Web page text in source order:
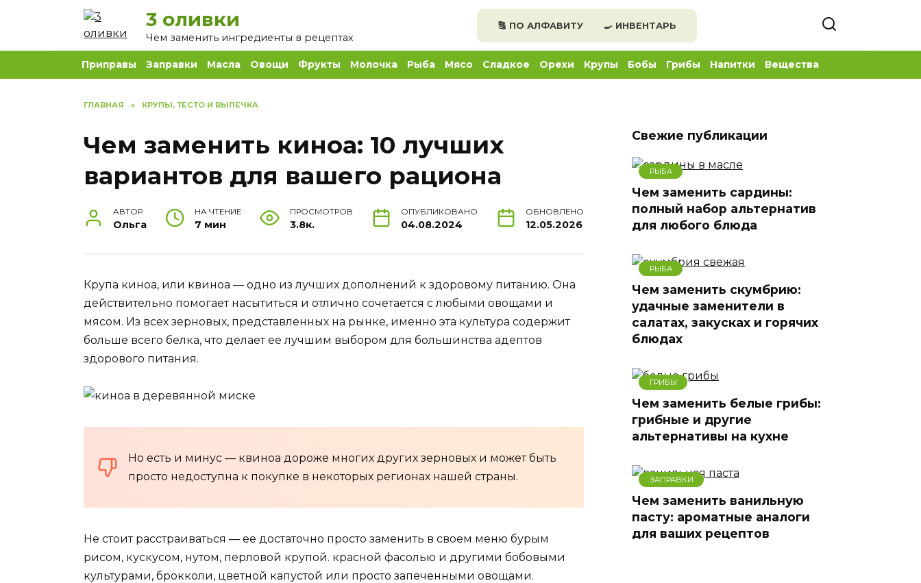
3 оливки
Чем заменить ингредиенты в рецептах
🔠 ПО АЛФАВИТУ 🍳 ИНВЕНТАРЬ
Приправы Заправки Масла Овощи Фрукты Молочка Рыба Мясо Сладкое Орехи Крупы Бобы Грибы Напитки Вещества
ГЛАВНАЯ » КРУПЫ, ТЕСТО И ВЫПЕЧКА
Чем заменить киноа: 10 лучших
вариантов для вашего рациона
АВТОР
Ольга
НА ЧТЕНИЕ
7 мин
ПРОСМОТРОВ
3.8к.
ОПУБЛИКОВАНО
04.08.2024
ОБНОВЛЕНО
12.05.2026
Крупа киноа, или квиноа — одно из лучших дополнений к здоровому питанию. Она
действительно помогает насытиться и отлично сочетается с любыми овощами и
мясом. Из всех зерновых, представленных на рынке, именно эта культура содержит
больше всего белка, что делает ее лучшим выбором для большинства адептов
здорового питания.
Но есть и минус — квиноа дороже многих других зерновых и может быть
просто недоступна к покупке в некоторых регионах нашей страны.
Не стоит расстраиваться — ее достаточно просто заменить в своем меню бурым
рисом, кускусом, нутом, перловой крупой. красной фасолью и другими бобовыми
культурами, брокколи, цветной капустой или просто запеченными овощами.
Свежие публикации
РЫБА
Чем заменить сардины:
полный набор альтернатив
для любого блюда
РЫБА
Чем заменить скумбрию:
удачные заменители в
салатах, закусках и горячих
блюдах
ГРИБЫ
Чем заменить белые грибы:
грибные и другие
альтернативы на кухне
ЗАПРАВКИ
Чем заменить ванильную
пасту: ароматные аналоги
для ваших рецептов